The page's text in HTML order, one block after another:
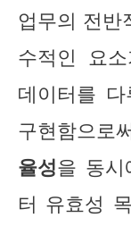
업무의 전반
수적인 요
데이터를
구현함으로
율성을 동
터 유효성